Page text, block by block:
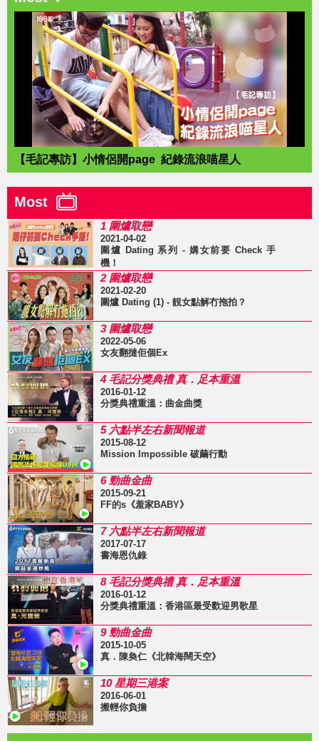
【毛記專訪】小情侶開page 紀錄流浪喵星人
Most
1 圍爐取戀
2021-04-02
圍爐 Dating 系列 - 媾女前要 Check 手
機！
2 圍爐取戀
2021-02-20
圍爐 Dating (1) - 靚女點解冇拖拍？
3 圍爐取戀
2022-05-06
女友翻撻佢個Ex
4 毛記分獎典禮 真．足本重溫
2016-01-12
分獎典禮重溫：曲金曲獎
5 六點半左右新聞報道
2015-08-12
Mission Impossible 破繭行動
6 勁曲金曲
2015-09-21
FF的s《羞家BABY》
7 六點半左右新聞報道
2017-07-17
書海恩仇錄
8 毛記分獎典禮 真．足本重溫
2016-01-12
分獎典禮重溫：香港區最受歡迎男歌星
9 勁曲金曲
2015-10-05
真．陳奐仁《北韓海闊天空》
10 星期三港案
2016-06-01
搬輕你負擔